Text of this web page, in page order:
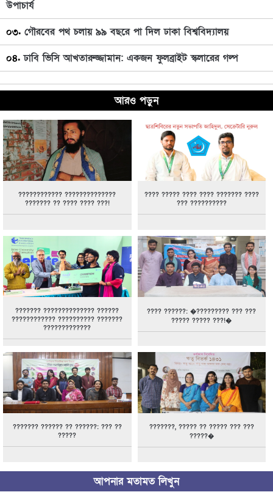
উপাচার্য
০৩. গৌরবের পথ চলায় ৯৯ বছরে পা দিল ঢাকা বিশ্ববিদ্যালয়
০৪.ঢাবি ভিসি আখতারুজ্জামান: একজন ফুলব্রাইট স্কলারের গল্প
আরও পড়ুন
???????????? ??????????????
??????? ?? ???? ???? ???!
???? ????? ???? ???? ??????? ????
??? ??????????
??????? ?????????????? ??????
???????????? ?????????? ???????
?????????????
???? ??????: �????????? ??? ???
????? ????? ???!�
??????? ?????? ?? ??????: ??? ??
?????
???????, ????? ?? ????? ??? ???
?????�
আপনার মতামত লিখুন